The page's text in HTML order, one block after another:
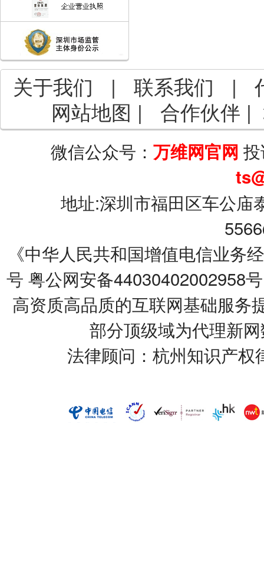
关于我们 |联系我们 |
网站地图 | 合作伙伴 |
微信公众号：万维网官网
地址:深圳市福田区车公庙
《中华人民共和国增值电信业务
号 粤公网安备44030402002958号
高资质高品质的互联网基础服务
部分顶级域为代理新
法律顾问：杭州知识产